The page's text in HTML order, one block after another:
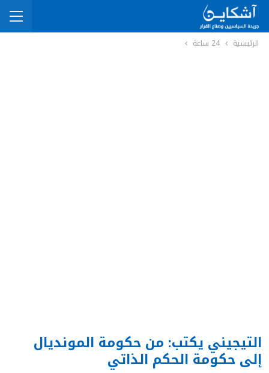
الرئيسية 24 ساعة
التيجيني يكتب: من حكومة المونديال
إلى حكومة الحكم الذاتي